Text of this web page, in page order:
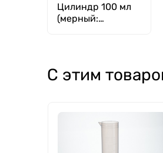
Цилиндр 100 мл
(мерный:
(Алкомплект)
С этим